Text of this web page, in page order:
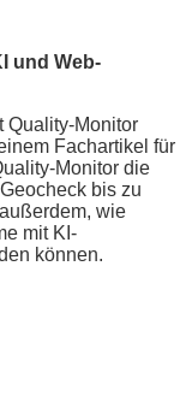
und Web-
Quality-Monitor
Fachartikel für
Monitor die
bis zu
wie
mit KI-
können.